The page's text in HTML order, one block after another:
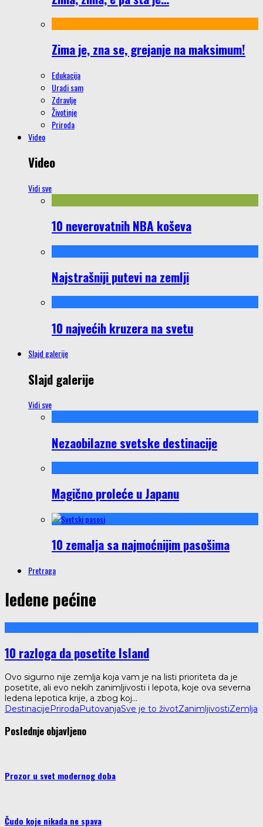
Zima je, zna se, grejanje na maksimum!
Edukacija
Uradi sam
Zdravlje
Životinje
Priroda
Video
Video
Vidi sve
10 neverovatnih NBA koševa
Najstrašniji putevi na zemlji
10 najvećih kruzera na svetu
Slajd galerije
Slajd galerije
Vidi sve
Nezaobilazne svetske destinacije
Magično proleće u Japanu
10 zemalja sa najmoćnijim pasošima
Pretraga
ledene pećine
10 razloga da posetite Island
Ovo sigurno nije zemlja koja vam je na listi prioriteta da je
posetite, ali evo nekih zanimljivosti i lepota, koje ova severna
ledena lepotica krije, a zbog koj...
DestinacijePrirodaPutovanjaSve je to životZanimljivostiZemlja
Poslednje objavljeno
Prozor u svet modernog doba
Čudo koje nikada ne spava